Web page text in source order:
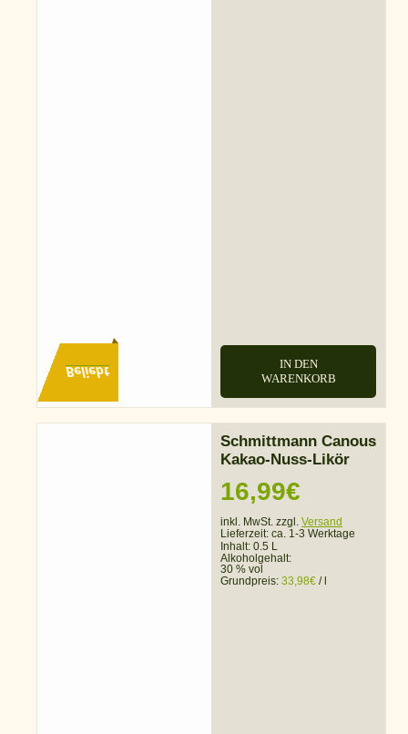
Beliebt
IN DEN
WARENKORB
Schmittmann Canous
Kakao-Nuss-Likör
16,99€
inkl. MwSt. zzgl. Versand
Lieferzeit: ca. 1-3 Werktage
Inhalt: 0.5 L
Alkoholgehalt:
30 % vol
Grundpreis: 33,98€ /